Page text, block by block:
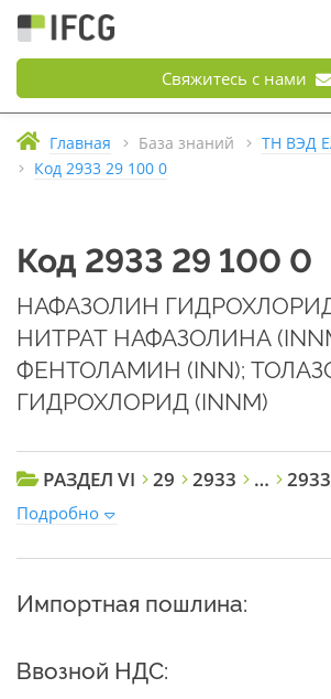
Свяжитесь с нами
Главная База знаний
ТН ВЭД
Код 2933 29 100 0
Код 2933 29 100 0
НАФАЗОЛИН ГИДРОХЛОРИД
НИТРАТ НАФАЗОЛИНА
ФЕНТОЛАМИН (INN);
ГИДРОХЛОРИД (INNM)
РАЗДЕЛ VI 29 2933 …
Подробно
Импортная пошлина:
Ввозной НДС: